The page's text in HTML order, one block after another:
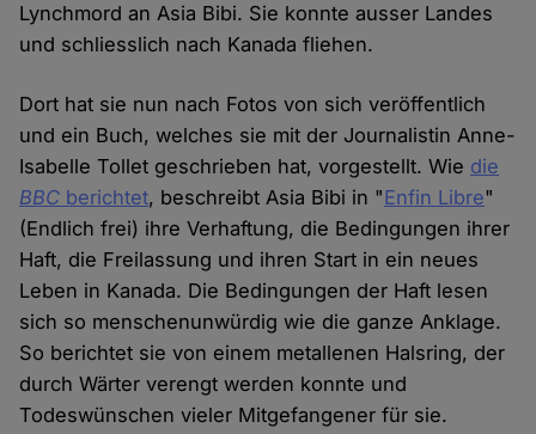
Lynchmord an Asia Bibi. Sie konnte ausser Landes
und schliesslich nach Kanada fliehen.
Dort hat sie nun nach Fotos von sich veröffentlich
und ein Buch, welches sie mit der Journalistin Anne-
Isabelle Tollet geschrieben hat, vorgestellt. Wie die
BBC berichtet, beschreibt Asia Bibi in "Enfin Libre"
(Endlich frei) ihre Verhaftung, die Bedingungen ihrer
Haft, die Freilassung und ihren Start in ein neues
Leben in Kanada. Die Bedingungen der Haft lesen
sich so menschenunwürdig wie die ganze Anklage.
So berichtet sie von einem metallenen Halsring, der
durch Wärter verengt werden konnte und
Todeswünschen vieler Mitgefangener für sie.